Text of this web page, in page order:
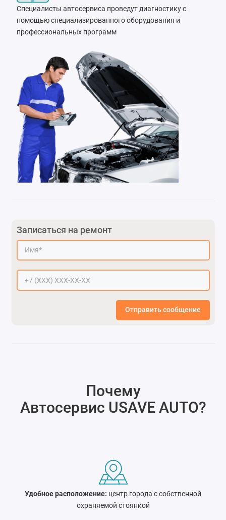
Специалисты автосервиса проведут диагностику с
помощью специализированного оборудования и
профессиональных программ
Записаться на ремонт
Отправить сообщение
Почему
Автосервис USAVE AUTO?
Удобное расположение: центр города c собственной
охраняемой стоянкой